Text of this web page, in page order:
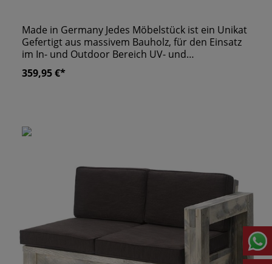
Made in Germany Jedes Möbelstück ist ein Unikat
Gefertigt aus massivem Bauholz, für den Einsatz
im In- und Outdoor Bereich UV- und
Wetterbeständig
359,95 €*